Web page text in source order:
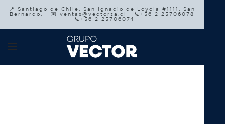
📍 Santiago de Chile, San Ignacio de Loyola #1111, San
Bernardo. | ✉️ ventas@vectorsa.cl | 📞+56 2 25706078
| 📞+56 2 25706074